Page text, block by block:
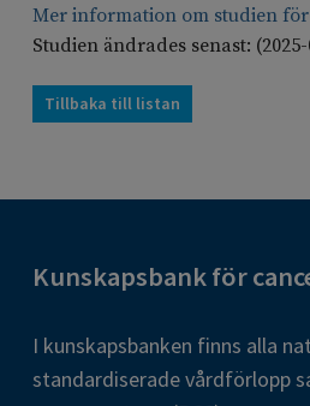
Mer information om studien för
Studien ändrades senast:
Tillbaka till listan
Kunskapsbank för
I kunskapsbanken finns alla
standardiserade vårdförlopp